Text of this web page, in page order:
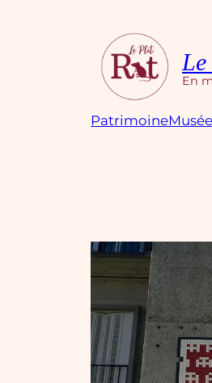
En
Patrimoine